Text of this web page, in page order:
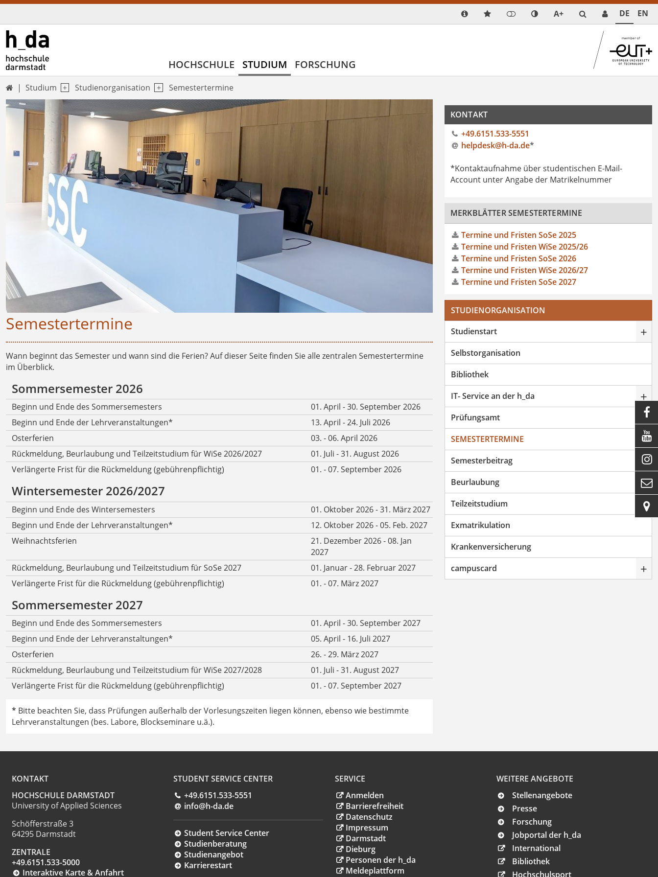
A+ DE EN
HOCHSCHULE STUDIUM FORSCHUNG
 Studium Studienorganisation Semestertermine
Semestertermine
Wann beginnt das Semester und wann sind die Ferien? Auf dieser Seite finden Sie alle zentralen Semestertermine
im Überblick.
Sommersemester 2026
Beginn und Ende des Sommersemesters
01. April - 30. September 2026
Beginn und Ende der Lehrveranstaltungen*
13. April - 24. Juli 2026
Osterferien
03. - 06. April 2026
Rückmeldung, Beurlaubung und Teilzeitstudium für WiSe 2026/2027
01. Juli - 31. August 2026
Verlängerte Frist für die Rückmeldung (gebührenpflichtig)
01. - 07. September 2026
Wintersemester 2026/2027
Beginn und Ende des Wintersemesters
01. Oktober 2026 - 31. März 2027
Beginn und Ende der Lehrveranstaltungen*
12. Oktober 2026 - 05. Feb. 2027
Weihnachtsferien
21. Dezember 2026 - 08. Jan
2027
Rückmeldung, Beurlaubung und Teilzeitstudium für SoSe 2027
01. Januar - 28. Februar 2027
Verlängerte Frist für die Rückmeldung (gebührenpflichtig)
01. - 07. März 2027
Sommersemester 2027
Beginn und Ende des Sommersemesters
01. April - 30. September 2027
Beginn und Ende der Lehrveranstaltungen*
05. April - 16. Juli 2027
Osterferien
26. - 29. März 2027
Rückmeldung, Beurlaubung und Teilzeitstudium für WiSe 2027/2028
01. Juli - 31. August 2027
Verlängerte Frist für die Rückmeldung (gebührenpflichtig)
01. - 07. September 2027
* Bitte beachten Sie, dass Prüfungen außerhalb der Vorlesungszeiten liegen können, ebenso wie bestimmte
Lehrveranstaltungen (bes. Labore, Blockseminare u.ä.).
KONTAKT
+49.6151.533-5551
helpdesk@h-da.de*
*Kontaktaufnahme über studentischen E-Mail-
Account unter Angabe der Matrikelnummer
MERKBLÄTTER SEMESTERTERMINE
Termine und Fristen SoSe 2025
Termine und Fristen WiSe 2025/26
Termine und Fristen SoSe 2026
Termine und Fristen WiSe 2026/27
Termine und Fristen SoSe 2027
STUDIENORGANISATION
Studienstart
+
Selbstorganisation
Bibliothek
IT- Service an der h_da
+
Prüfungsamt +
SEMESTERTERMINE
Semesterbeitrag
Beurlaubung
Teilzeitstudium
Exmatrikulation
Krankenversicherung
campuscard
+
KONTAKT
HOCHSCHULE DARMSTADT
University of Applied Sciences
Schöfferstraße 3
64295 Darmstadt
ZENTRALE
+49.6151.533-5000
Interaktive Karte & Anfahrt
STUDENT SERVICE CENTER
+49.6151.533-5551
info@h-da.de
Student Service Center
Studienberatung
Studienangebot
Karrierestart
SERVICE
Anmelden
Barrierefreiheit
Datenschutz
Impressum
Darmstadt
Dieburg
Personen der h_da
Meldeplattform
WEITERE ANGEBOTE
Stellenangebote
Presse
Forschung
Jobportal der h_da
International
Bibliothek
Hochschulsport




